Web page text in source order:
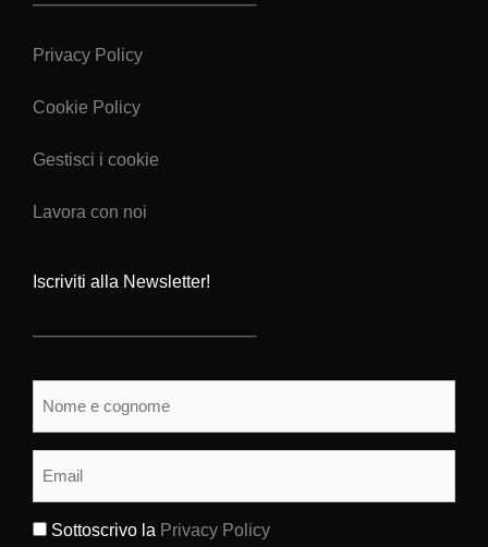
Privacy Policy
Cookie Policy
Gestisci i cookie
Lavora con noi
Iscriviti alla Newsletter!
Sottoscrivo la Privacy Policy